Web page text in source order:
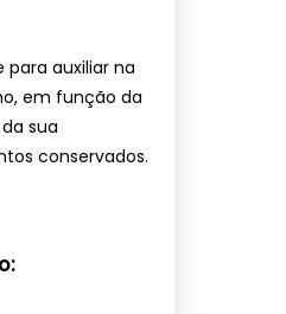
auxiliar na
em função da
sua
conservados.